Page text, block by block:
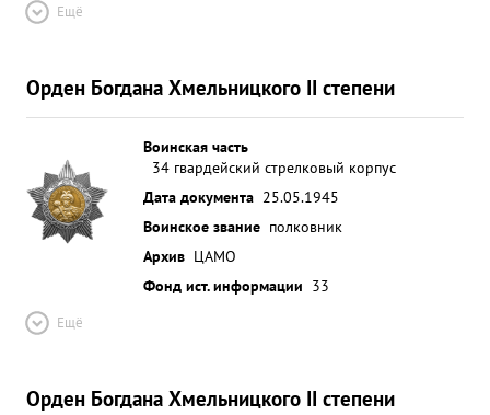
Ещё
Орден Богдана Хмельницкого II степени
Воинская часть
34 гвардейский стрелковый корпус
Дата документа 25.05.1945
Воинское звание полковник
Архив ЦАМО
Фонд ист. информации 33
Ещё
Орден Богдана Хмельницкого II степени